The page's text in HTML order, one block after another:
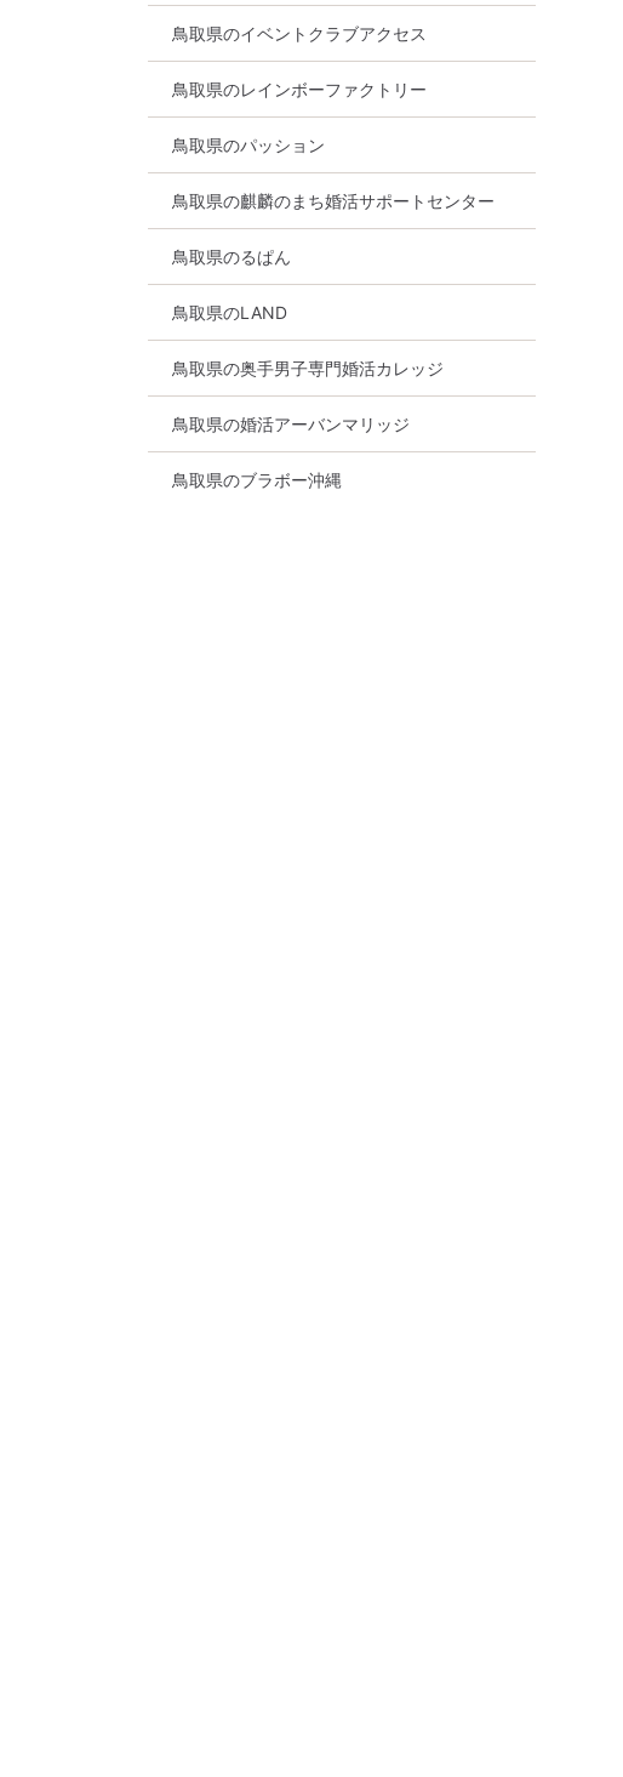
鳥取県のイベントクラブアクセス
鳥取県のレインボーファクトリー
鳥取県のパッション
鳥取県の麒麟のまち婚活サポートセンター
鳥取県のるぱん
鳥取県のLAND
鳥取県の奥手男子専門婚活カレッジ
鳥取県の婚活アーバンマリッジ
鳥取県のブラボー沖縄